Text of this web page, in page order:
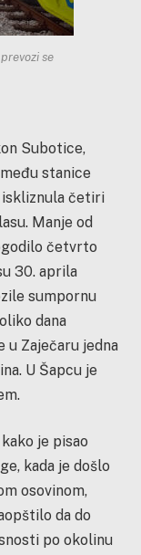
se
Subotice,
stanice
iskliznula četiri
Manje od
četvrto
30. aprila
sumpornu
dana
u Zaječaru jedna
U Šapcu je
je pisao
kada je došlo
osovinom,
da do
po okolinu